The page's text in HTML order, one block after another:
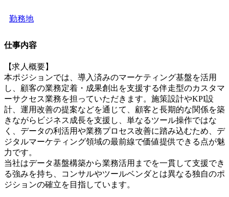
勤務地
仕事内容
【求人概要】
本ポジションでは、導入済みのマーケティング基盤を活用
し、顧客の業務定着・成果創出を支援する伴走型のカスタマ
ーサクセス業務を担っていただきます。施策設計やKPI設
計、運用改善の提案などを通じて、顧客と長期的な関係を築
きながらビジネス成長を支援し、単なるツール操作ではな
く、データの利活用や業務プロセス改善に踏み込むため、デ
ジタルマーケティング領域の最前線で価値提供できる点が魅
力です。
当社はデータ基盤構築から業務活用までを一貫して支援でき
る強みを持ち、コンサルやツールベンダとは異なる独自のポ
ジションの確立を目指しています。